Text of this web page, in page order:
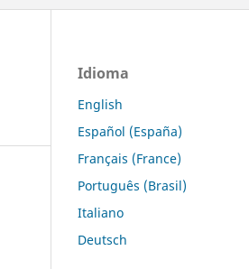
Idioma
English
Español (España)
Français (France)
Português (Brasil)
Italiano
Deutsch